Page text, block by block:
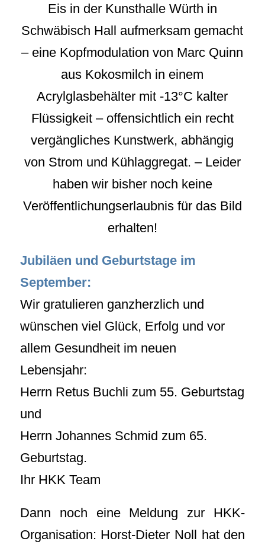
Eis in der Kunsthalle Würth in
Schwäbisch Hall aufmerksam gemacht
– eine Kopfmodulation von Marc Quinn
aus Kokosmilch in einem
Acrylglasbehälter mit -13°C kalter
Flüssigkeit – offensichtlich ein recht
vergängliches Kunstwerk, abhängig
von Strom und Kühlaggregat. – Leider
haben wir bisher noch keine
Veröffentlichungserlaubnis für das Bild
erhalten!
Jubiläen und Geburtstage im
September:
Wir gratulieren ganzherzlich und
wünschen viel Glück, Erfolg und vor
allem Gesundheit im neuen
Lebensjahr:
Herrn Retus Buchli zum 55. Geburtstag
und
Herrn Johannes Schmid zum 65.
Geburtstag.
Ihr HKK Team
Dann noch eine Meldung zur HKK-
Organisation: Horst-Dieter Noll hat den